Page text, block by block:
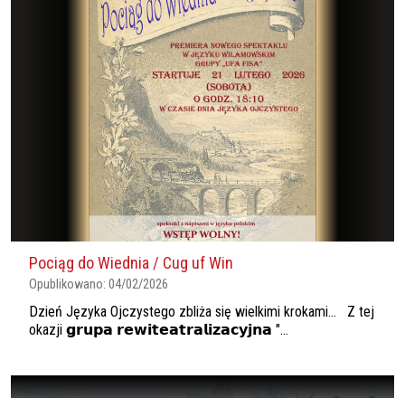
Pociąg do Wiednia / Cug uf Win
Opublikowano: 04/02/2026
Dzień Języka Ojczystego zbliża się wielkimi krokami... Z tej
okazji 𝗴𝗿𝘂𝗽𝗮 𝗿𝗲𝘄𝗶𝘁𝗲𝗮𝘁𝗿𝗮𝗹𝗶𝘇𝗮𝗰𝘆𝗷𝗻𝗮 "...